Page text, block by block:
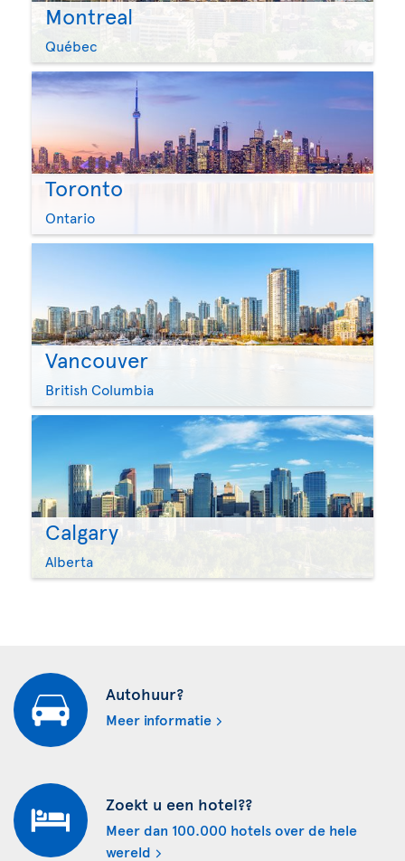
Montreal
Québec
Toronto
Ontario
Vancouver
British Columbia
Calgary
Alberta
Autohuur?
Meer informatie
Zoekt u een hotel??
Meer dan 100.000 hotels over de hele
wereld